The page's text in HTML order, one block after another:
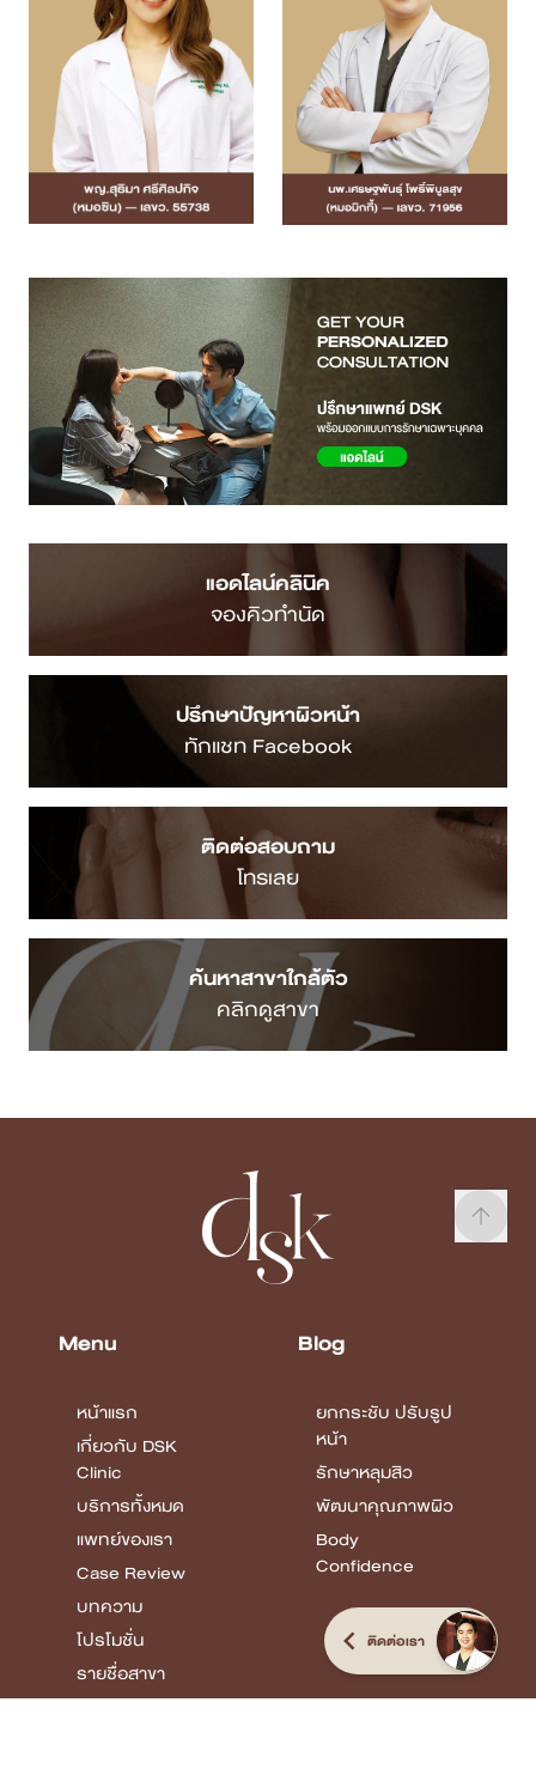
แอดไลน์คลินิค
จองคิวทำนัด
ปรึกษาปัญหาผิวหน้า
ทักแชท Facebook
ติดต่อสอบถาม
โทรเลย
ค้นหาสาขาใกล้ตัว
คลิกดูสาขา
Menu
หน้าแรก
เกี่ยวกับ DSK
Clinic
บริการทั้งหมด
แพทย์ของเรา
Case Review
บทความ
โปรโมชั่น
รายชื่อสาขา
Blog
ยกกระชับ ปรับรูป
หน้า
รักษาหลุมสิว
พัฒนาคุณภาพผิว
Body
Confidence
ติดต่อเรา